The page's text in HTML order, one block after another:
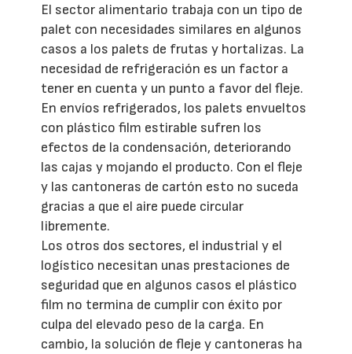
El sector alimentario trabaja con un tipo de
palet con necesidades similares en algunos
casos a los palets de frutas y hortalizas. La
necesidad de refrigeración es un factor a
tener en cuenta y un punto a favor del fleje.
En envíos refrigerados, los palets envueltos
con plástico film estirable sufren los
efectos de la condensación, deteriorando
las cajas y mojando el producto. Con el fleje
y las cantoneras de cartón esto no suceda
gracias a que el aire puede circular
libremente.
Los otros dos sectores, el industrial y el
logístico necesitan unas prestaciones de
seguridad que en algunos casos el plástico
film no termina de cumplir con éxito por
culpa del elevado peso de la carga. En
cambio, la solución de fleje y cantoneras ha